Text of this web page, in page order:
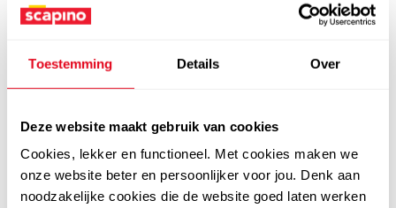
Toestemming Details Over
Deze website maakt gebruik van cookies
Cookies, lekker en functioneel. Met cookies maken we
onze website beter en persoonlijker voor jou. Denk aan
noodzakelijke cookies die de website goed laten werken